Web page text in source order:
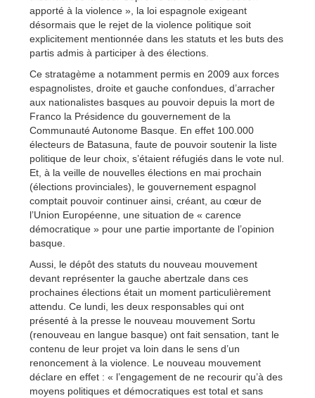
apporté à la violence », la loi espagnole exigeant
désormais que le rejet de la violence politique soit
explicitement mentionnée dans les statuts et les buts des
partis admis à participer à des élections.
Ce stratagème a notamment permis en 2009 aux forces
espagnolistes, droite et gauche confondues, d’arracher
aux nationalistes basques au pouvoir depuis la mort de
Franco la Présidence du gouvernement de la
Communauté Autonome Basque. En effet 100.000
électeurs de Batasuna, faute de pouvoir soutenir la liste
politique de leur choix, s’étaient réfugiés dans le vote nul.
Et, à la veille de nouvelles élections en mai prochain
(élections provinciales), le gouvernement espagnol
comptait pouvoir continuer ainsi, créant, au cœur de
l’Union Européenne, une situation de « carence
démocratique » pour une partie importante de l’opinion
basque.
Aussi, le dépôt des statuts du nouveau mouvement
devant représenter la gauche abertzale dans ces
prochaines élections était un moment particulièrement
attendu. Ce lundi, les deux responsables qui ont
présenté à la presse le nouveau mouvement Sortu
(renouveau en langue basque) ont fait sensation, tant le
contenu de leur projet va loin dans le sens d’un
renoncement à la violence. Le nouveau mouvement
déclare en effet : « l’engagement de ne recourir qu’à des
moyens politiques et démocratiques est total et sans